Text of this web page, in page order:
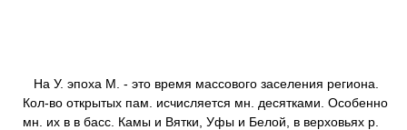
На У. эпоха М. - это время массового заселения региона.
Кол-во открытых пам. исчисляется мн. десятками. Особенно
мн. их в в басс. Камы и Вятки, Уфы и Белой, в верховьях р.